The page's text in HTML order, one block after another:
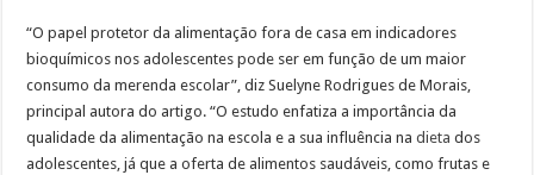
“O papel protetor da alimentação fora de casa em indicadores
bioquímicos nos adolescentes pode ser em função de um maior
consumo da merenda escolar”, diz Suelyne Rodrigues de Morais,
principal autora do artigo. “O estudo enfatiza a importância da
qualidade da alimentação na escola e a sua influência nadieta dos
adolescentes, já que a oferta de alimentos saudáveis, como frutas e